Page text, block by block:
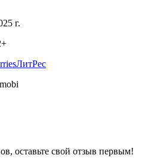
г.
+
ЛитРес
оставьте свой отзыв первым!